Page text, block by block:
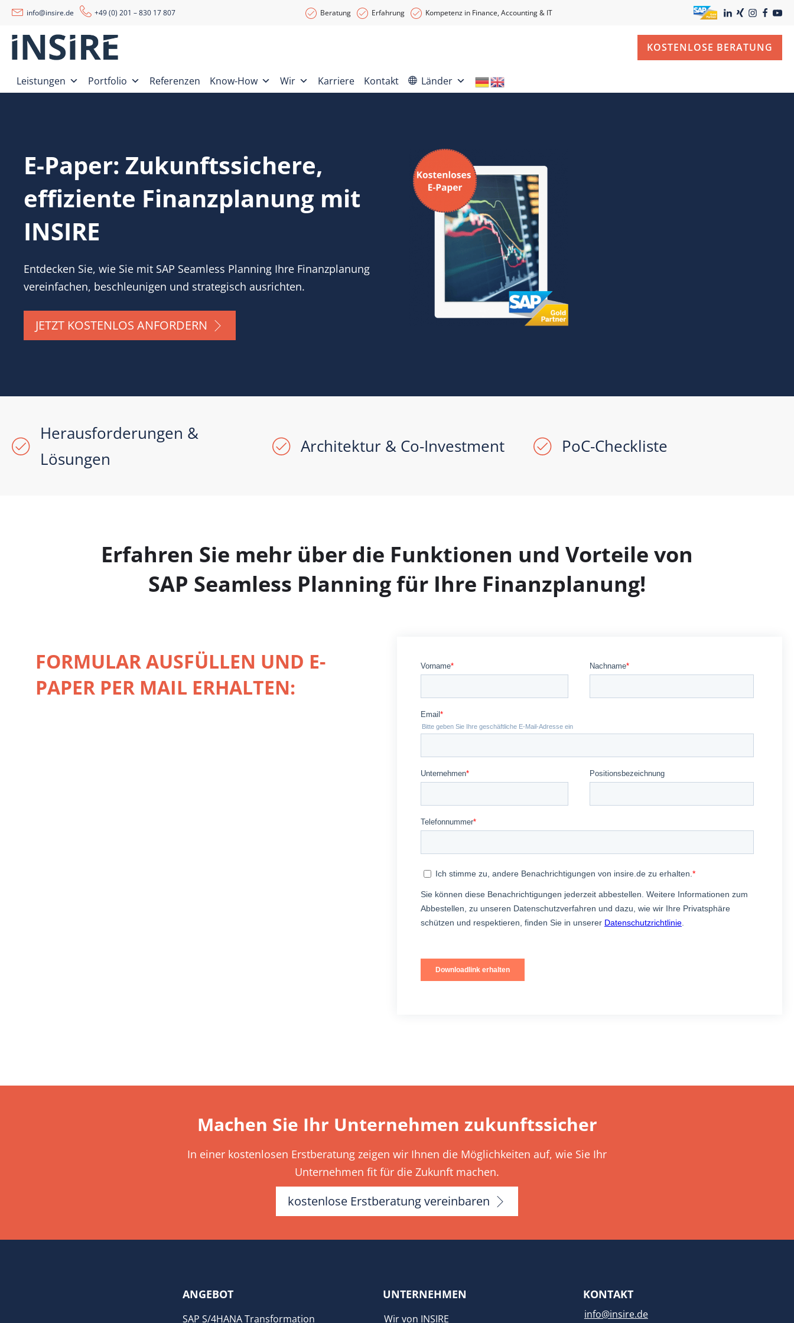
info@insire.de +49 (0) 201 – 830 17 807 Beratung Erfahrung Kompetenz in Finance, Accounting & IT
KOSTENLOSE BERATUNG
Leistungen Portfolio Referenzen Know-How Wir Karriere Kontakt Länder
E-Paper: Zukunftssichere,
effiziente Finanzplanung mit
INSIRE
Entdecken Sie, wie Sie mit SAP Seamless Planning Ihre Finanzplanung
vereinfachen, beschleunigen und strategisch ausrichten.
JETZT KOSTENLOS ANFORDERN
Herausforderungen &
Lösungen
Architektur & Co-Investment PoC-Checkliste
Erfahren Sie mehr über die Funktionen und Vorteile von
SAP Seamless Planning für Ihre Finanzplanung!
FORMULAR AUSFÜLLEN UND E-
PAPER PER MAIL ERHALTEN:
Machen Sie Ihr Unternehmen zukunftssicher
In einer kostenlosen Erstberatung zeigen wir Ihnen die Möglichkeiten auf, wie Sie Ihr
Unternehmen fit für die Zukunft machen.
kostenlose Erstberatung vereinbaren
ANGEBOT
SAP S/4HANA Transformation
UNTERNEHMEN
Wir von INSIRE
KONTAKT
info@insire.de